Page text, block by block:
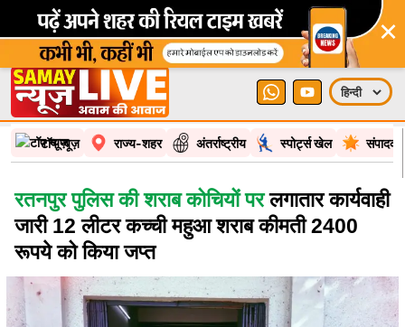
×
टॉप न्यूज़ राज्य-शहर अंतर्राष्ट्रीय स्पोर्ट्स खेल
रतनपुर पुलिस की शराब कोचियों परलगातार कार्यवाही
जारी 12 लीटर कच्ची महुआ शराब कीमती 2400
रूपये को किया जप्त